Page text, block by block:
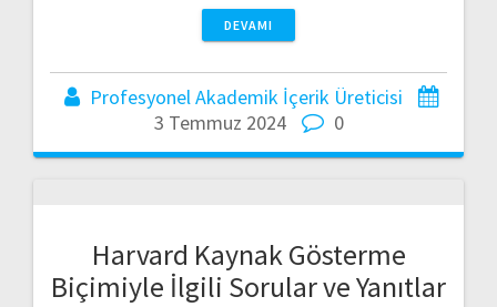
DEVAMI
Profesyonel Akademik İçerik Üreticisi
3 Temmuz 2024
0
Harvard Kaynak Gösterme
Biçimiyle İlgili Sorular ve Yanıtlar